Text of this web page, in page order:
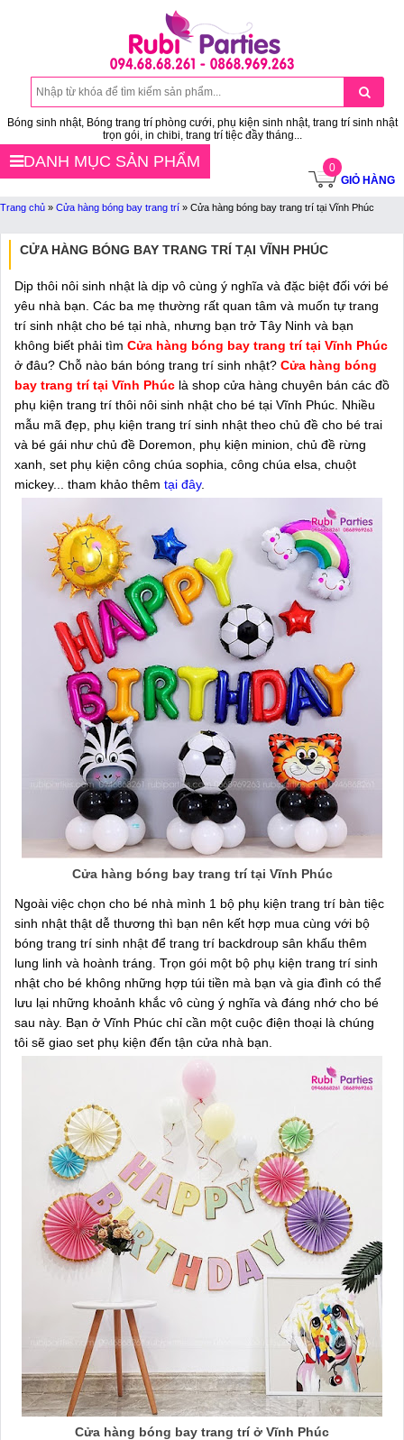
Bóng sinh nhật, Bóng trang trí phòng cưới, phụ kiện sinh nhật, trang trí sinh nhật
trọn gói, in chibi, trang trí tiệc đầy tháng...
0
GIỎ HÀNG
DANH MỤC SẢN PHẨM
Trang chủ » Cửa hàng bóng bay trang trí » Cửa hàng bóng bay trang trí tại Vĩnh Phúc
CỬA HÀNG BÓNG BAY TRANG TRÍ TẠI VĨNH PHÚC
Dịp thôi nôi sinh nhật là dịp vô cùng ý nghĩa và đặc biệt đối với bé
yêu nhà bạn. Các ba mẹ thường rất quan tâm và muốn tự trang
trí sinh nhật cho bé tại nhà, nhưng bạn trở Tây Ninh và bạn
không biết phải tìm Cửa hàng bóng bay trang trí tại Vĩnh Phúc
ở đâu? Chỗ nào bán bóng trang trí sinh nhật? Cửa hàng bóng
bay trang trí tại Vĩnh Phúc là shop cửa hàng chuyên bán các đồ
phụ kiện trang trí thôi nôi sinh nhật cho bé tại Vĩnh Phúc. Nhiều
mẫu mã đẹp, phụ kiện trang trí sinh nhật theo chủ đề cho bé trai
và bé gái như chủ đề Doremon, phụ kiện minion, chủ đề rừng
xanh, set phụ kiện công chúa sophia, công chúa elsa, chuột
mickey... tham khảo thêm tại đây.
Cửa hàng bóng bay trang trí tại Vĩnh Phúc
Ngoài việc chọn cho bé nhà mình 1 bộ phụ kiện trang trí bàn tiệc
sinh nhật thật dễ thương thì bạn nên kết hợp mua cùng với bộ
bóng trang trí sinh nhật để trang trí backdroup sân khấu thêm
lung linh và hoành tráng. Trọn gói một bộ phụ kiện trang trí sinh
nhật cho bé không những hợp túi tiền mà bạn và gia đình có thể
lưu lại những khoảnh khắc vô cùng ý nghĩa và đáng nhớ cho bé
sau này. Bạn ở Vĩnh Phúc chỉ cần một cuộc điện thoại là chúng
tôi sẽ giao set phụ kiện đến tận cửa nhà bạn.
Cửa hàng bóng bay trang trí ở Vĩnh Phúc